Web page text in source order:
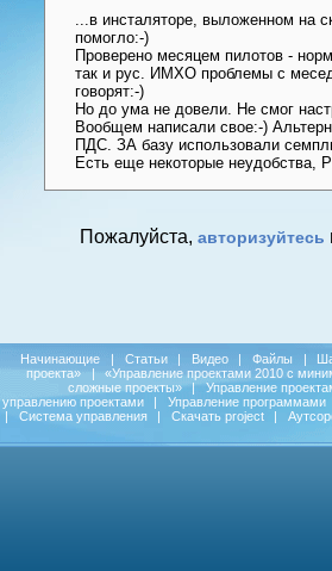
...в инсталяторе, выложенном на
помогло:-)
Проверено месяцем пилотов -
так и рус. ИМХО проблемы с
говорят:-)
Но до ума не довели. Не смог
Вообщем написали свое:-)
ПДС. ЗА базу использовали
Есть еще некоторые неудобства,
Пожалуйста, авторизуйтесь
Начинающие | Статьи | Видео | Файлы |
проекта»
| «Управление проектами 2010 с
сложные проекты»
| Управление
управлению проектами
| Управление программами
|
Система управления | Скачать project |